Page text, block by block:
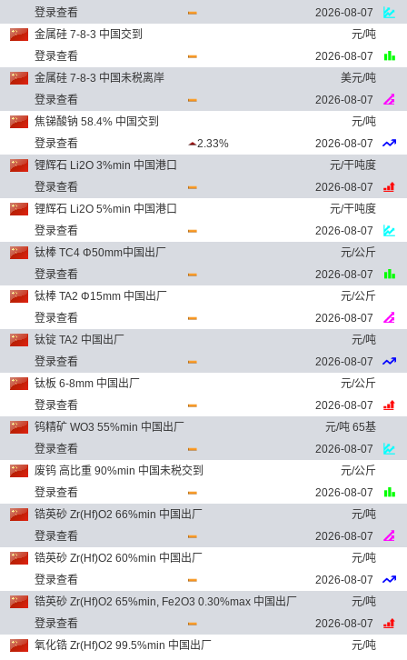
登录查看
2026-08-07
金属硅 7-8-3 中国交到
元/吨
登录查看
2026-08-07
金属硅 7-8-3 中国未税离岸
美元/吨
登录查看
2026-08-07
焦锑酸钠 58.4% 中国交到
元/吨
登录查看
2.33%
2026-08-07
锂辉石 Li2O 3%min 中国港口
元/干吨度
登录查看
2026-08-07
锂辉石 Li2O 5%min 中国港口
元/干吨度
登录查看
2026-08-07
钛棒 TC4 Φ50mm中国出厂
元/公斤
登录查看
2026-08-07
钛棒 TA2 Φ15mm 中国出厂
元/公斤
登录查看
2026-08-07
钛锭 TA2 中国出厂
元/吨
登录查看
2026-08-07
钛板 6-8mm 中国出厂
元/公斤
登录查看
2026-08-07
钨精矿 WO3 55%min 中国出厂
元/吨 65基
登录查看
2026-08-07
废钨 高比重 90%min 中国未税交到
元/公斤
登录查看
2026-08-07
锆英砂 Zr(Hf)O2 66%min 中国出厂
元/吨
登录查看
2026-08-07
锆英砂 Zr(Hf)O2 60%min 中国出厂
元/吨
登录查看
2026-08-07
锆英砂 Zr(Hf)O2 65%min, Fe2O3 0.30%max 中国出厂
元/吨
登录查看
2026-08-07
氧化锆 Zr(Hf)O2 99.5%min 中国出厂
元/吨